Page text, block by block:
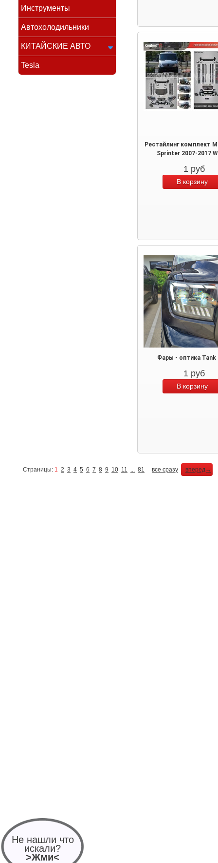
Не нашли что
искали?
>Жми<
Инструменты
Автохолодильники
КИТАЙСКИЕ АВТО
Tesla
Рестайлинг комплект
Sprinter 2007-2017
1 руб
Фары - оптика Tank
1 руб
Страницы: 1 2 3 4 5 6 7 8 9 10 11 ... 81 все сразу вперед→